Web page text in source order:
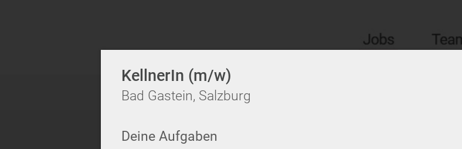
KellnerIn (m/w)
Bad Gastein, Salzburg
Deine Aufgaben